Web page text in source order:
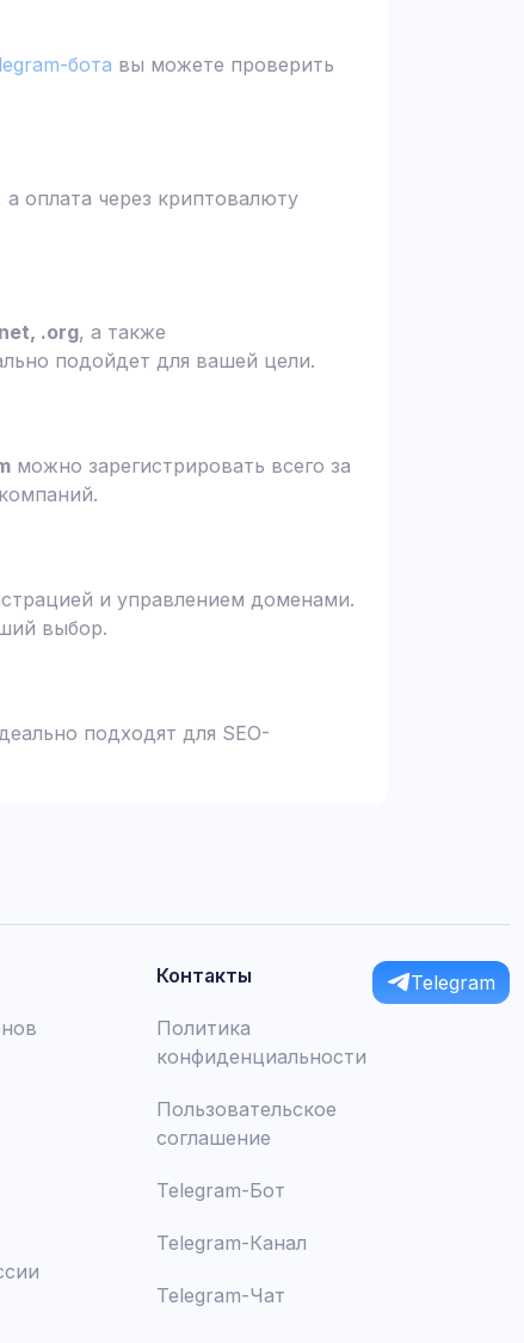
бота вы можете проверить
оплата через криптовалюту
.org, а также
подойдет для вашей цели.
можно зарегистрировать всего за
и управлением доменами.
выбор.
подходят для SEO-
Контакты
Политика
конфиденциальности
Пользовательское
соглашение
Telegram-Бот
Telegram-Канал
Telegram-Чат
Telegram